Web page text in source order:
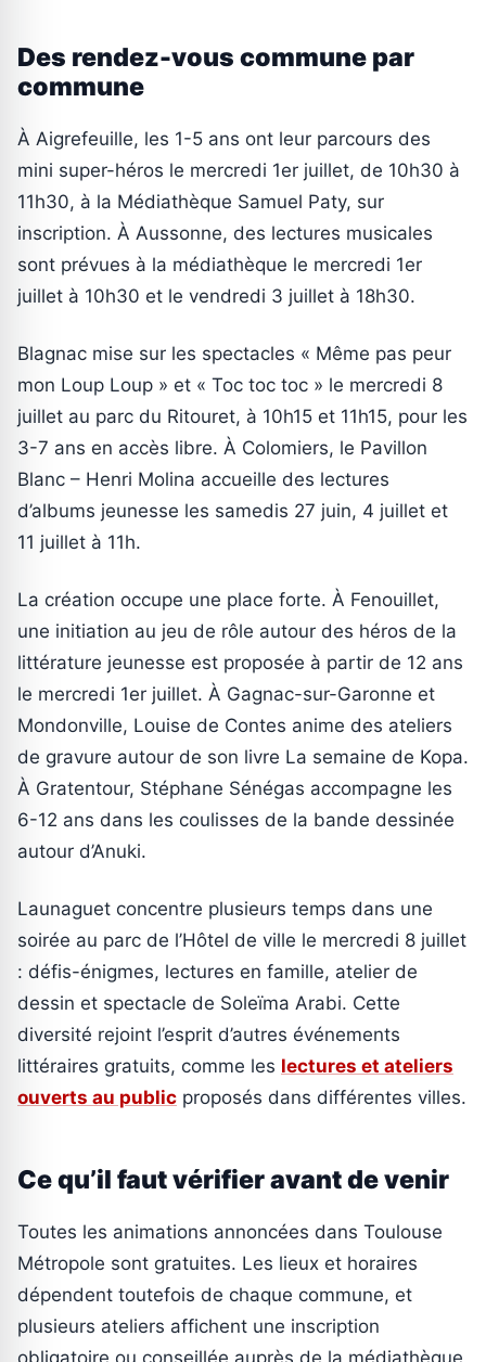
Des rendez-vous commune par
commune
À Aigrefeuille, les 1-5 ans ont leur parcours des
mini super-héros le mercredi 1er juillet, de 10h30 à
11h30, à la Médiathèque Samuel Paty, sur
inscription. À Aussonne, des lectures musicales
sont prévues à la médiathèque le mercredi 1er
juillet à 10h30 et le vendredi 3 juillet à 18h30.
Blagnac mise sur les spectacles « Même pas peur
mon Loup Loup » et « Toc toc toc » le mercredi 8
juillet au parc du Ritouret, à 10h15 et 11h15, pour les
3-7 ans en accès libre. À Colomiers, le Pavillon
Blanc – Henri Molina accueille des lectures
d’albums jeunesse les samedis 27 juin, 4 juillet et
11 juillet à 11h.
La création occupe une place forte. À Fenouillet,
une initiation au jeu de rôle autour des héros de la
littérature jeunesse est proposée à partir de 12 ans
le mercredi 1er juillet. À Gagnac-sur-Garonne et
Mondonville, Louise de Contes anime des ateliers
de gravure autour de son livre La semaine de Kopa.
À Gratentour, Stéphane Sénégas accompagne les
6-12 ans dans les coulisses de la bande dessinée
autour d’Anuki.
Launaguet concentre plusieurs temps dans une
soirée au parc de l’Hôtel de ville le mercredi 8 juillet
: défis-énigmes, lectures en famille, atelier de
dessin et spectacle de Soleïma Arabi. Cette
diversité rejoint l’esprit d’autres événements
littéraires gratuits, comme les lectures et ateliers
ouverts au public proposés dans différentes villes.
Ce qu’il faut vérifier avant de venir
Toutes les animations annoncées dans Toulouse
Métropole sont gratuites. Les lieux et horaires
dépendent toutefois de chaque commune, et
plusieurs ateliers affichent une inscription